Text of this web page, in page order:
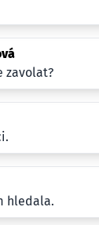
zavolat?
hledala.